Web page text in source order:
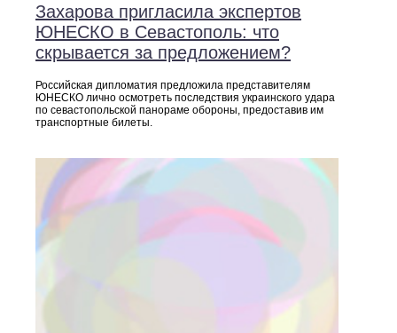
Захарова пригласила экспертов
ЮНЕСКО в Севастополь: что
скрывается за предложением?
Российская дипломатия предложила представителям
ЮНЕСКО лично осмотреть последствия украинского удара
по севастопольской панораме обороны, предоставив им
транспортные билеты.